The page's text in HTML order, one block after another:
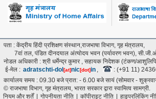
पता : केंद्रीय हिंदी प्रशिक्षण संस्थान,राजभाषा विभाग, गृह मंत्रालय,
7वां तल, पंडित दीनदयाल अंत्‍योदय भवन (पर्यावरण भवन),
नोडल अधिकारी : श्री धर्मेन्द्र कुमार , सहायक निदेशक (टंकण/
ई-मेल : adratschti-dol [at]nic[dot]in , : (+91 11)
कार्यालय समय : 09.30 बजे प्रात: - 6.00 बजे सायं (सोमवार -
© राजभाषा विभाग, गृह मंत्रालय, भारत सरकार द्वारा स्वामित्व सामग्री.
नियम और शर्तें
गोपनीयता नीति कॉपीराइट नीति हाइपरलिंकिंग